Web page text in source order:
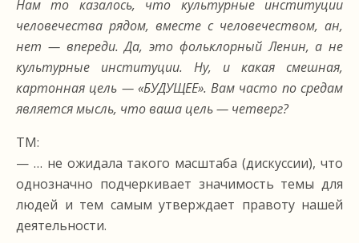
Нам то казалось, что культурные институции
человечества рядом, вместе с человечеством, ан,
нет — впереди. Да, это фольклорный Ленин, а не
культурные институции. Ну, и какая смешная,
картонная цель — «БУДУЩЕЕ». Вам часто по средам
является мысль, что ваша цель — четверг?
ТМ:
— … не ожидала такого масштаба (дискуссии), что
однозначно подчеркивает значимость темы для
людей и тем самым утверждает правоту нашей
деятельности.